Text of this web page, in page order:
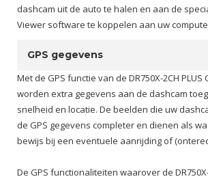
dashcam uit de auto te halen en aan de
Viewer software te koppelen aan uw
GPS gegevens
Met de GPS functie van de DR750X-2CH PLUS
worden extra gegevens aan de dashcam
snelheid en locatie. De beelden die uw
de GPS gegevens completer en dienen als
bewijs bij een eventuele aanrijding of
De GPS functionaliteiten waarover de